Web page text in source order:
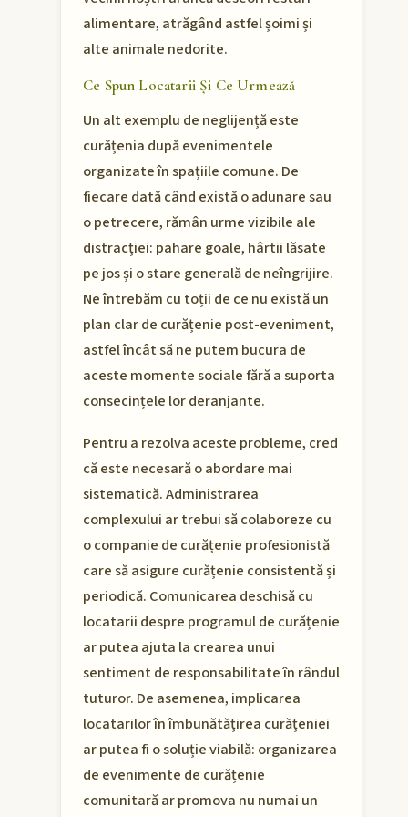
alimentare, atrăgând astfel șoimi și
alte animale nedorite.
Ce Spun Locatarii Și Ce Urmează
Un alt exemplu de neglijență este
curățenia după evenimentele
organizate în spațiile comune. De
fiecare dată când există o adunare sau
o petrecere, rămân urme vizibile ale
distracției: pahare goale, hârtii lăsate
pe jos și o stare generală de neîngrijire.
Ne întrebăm cu toții de ce nu există un
plan clar de curățenie post-eveniment,
astfel încât să ne putem bucura de
aceste momente sociale fără a suporta
consecințele lor deranjante.
Pentru a rezolva aceste probleme, cred
că este necesară o abordare mai
sistematică. Administrarea
complexului ar trebui să colaboreze cu
o companie de curățenie profesionistă
care să asigure curățenie consistentă și
periodică. Comunicarea deschisă cu
locatarii despre programul de curățenie
ar putea ajuta la crearea unui
sentiment de responsabilitate în rândul
tuturor. De asemenea, implicarea
locatarilor în îmbunătățirea curățeniei
ar putea fi o soluție viabilă: organizarea
de evenimente de curățenie
comunitară ar promova nu numai un